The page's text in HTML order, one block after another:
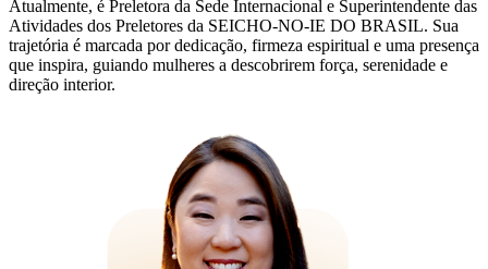
Atualmente, é Preletora da Sede Internacional e Superintendente das
Atividades dos Preletores da SEICHO-NO-IE DO BRASIL. Sua
trajetória é marcada por dedicação, firmeza espiritual e uma presença
que inspira, guiando mulheres a descobrirem força, serenidade e
direção interior.